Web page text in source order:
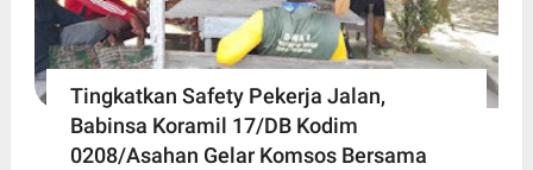
Tingkatkan Safety Pekerja Jalan,
Babinsa Koramil 17/DB Kodim
0208/Asahan Gelar Komsos Bersama